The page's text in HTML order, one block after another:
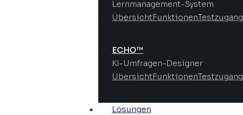
Lernmanagement-System
ÜbersichtFunktionenTestzugang
ECHO™
KI-Umfragen-Designer
ÜbersichtFunktionenTestzugang
Lösungen